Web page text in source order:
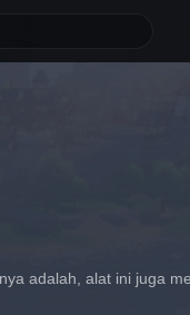
adalah, alat ini juga